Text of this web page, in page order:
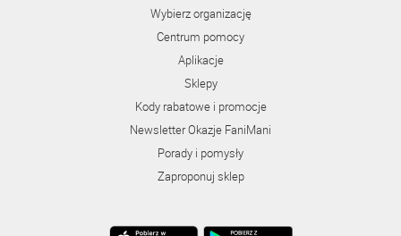
Wybierz organizację
Centrum pomocy
Aplikacje
Sklepy
Kody rabatowe i promocje
Newsletter Okazje FaniMani
Porady i pomysły
Zaproponuj sklep